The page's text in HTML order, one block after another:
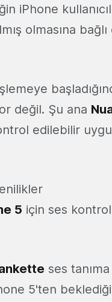
iPhone
olmasına
değil. Şu ana
edilebilir
5 için ses
ses
5'ten